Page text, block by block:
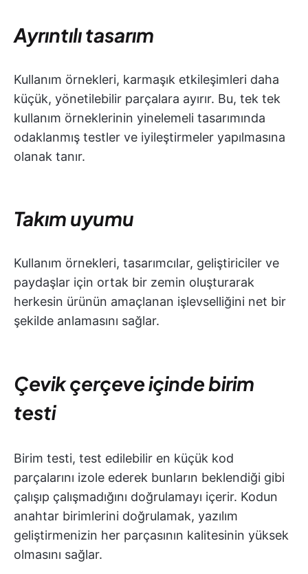
Ayrıntılı tasarım
Kullanım örnekleri, karmaşık etkileşimleri daha
küçük, yönetilebilir parçalara ayırır. Bu, tek tek
kullanım örneklerinin yinelemeli tasarımında
odaklanmış testler ve iyileştirmeler yapılmasına
olanak tanır.
Takım uyumu
Kullanım örnekleri, tasarımcılar, geliştiriciler ve
paydaşlar için ortak bir zemin oluşturarak
herkesin ürünün amaçlanan işlevselliğini net bir
şekilde anlamasını sağlar.
Çevik çerçeve içinde birim
testi
Birim testi, test edilebilir en küçük kod
parçalarını izole ederek bunların beklendiği gibi
çalışıp çalışmadığını doğrulamayı içerir. Kodun
anahtar birimlerini doğrulamak, yazılım
geliştirmenizin her parçasının kalitesinin yüksek
olmasını sağlar.